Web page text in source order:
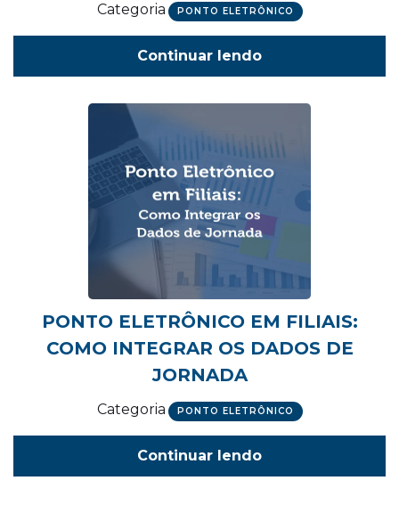
Categoria PONTO ELETRÔNICO
Continuar lendo
PONTO ELETRÔNICO EM FILIAIS:
COMO INTEGRAR OS DADOS DE
JORNADA
Categoria PONTO ELETRÔNICO
Continuar lendo